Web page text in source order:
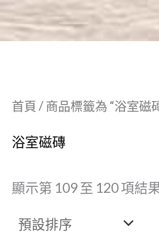
跳
容
首頁 / 商品標籤為 “浴室磁
浴室磁磚
顯示第 109 至 120 項結